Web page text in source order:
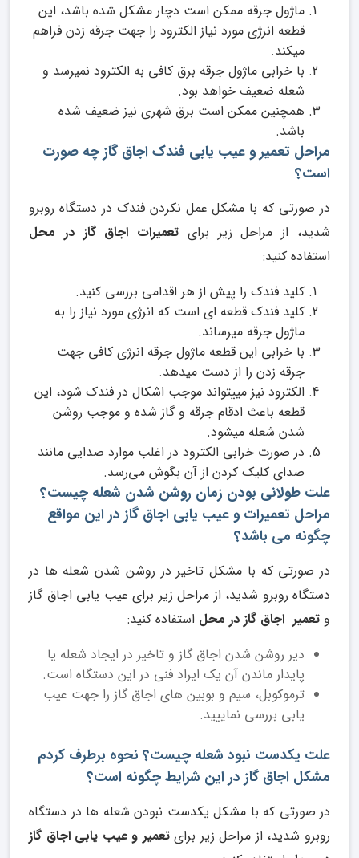
ماژول جرقه ممکن است دچار مشکل شده باشد، این
قطعه انرژی مورد نیاز الکترود را جهت جرقه زدن فراهم
میکند.
با خرابی ماژول جرقه برق کافی به الکترود نمیرسد و
شعله ضعیف خواهد بود.
همچنین ممکن است برق شهری نیز ضعیف شده
باشد.
مراحل تعمیر و عیب یابی فندک اجاق گاز چه صورت
است؟
در صورتی که با مشکل عمل نکردن فندک در دستگاه روبرو
شدید، از مراحل زیر برای تعمیرات اجاق گاز در محل
استفاده کنید:
کلید فندک را پیش از هر اقدامی بررسی کنید.
کلید فندک قطعه ای است که انرژی مورد نیاز را به
ماژول جرقه میرساند.
با خرابی این قطعه ماژول جرقه انرژی کافی جهت
جرقه زدن را از دست میدهد.
الکترود نیز مییتواند موجب اشکال در فندک شود، این
قطعه باعث ادقام جرقه و گاز شده و موجب روشن
شدن شعله میشود.
در صورت خرابی الکترود در اغلب موارد صدایی مانند
صدای کلیک کردن از آن بگوش می‌رسد.
علت طولانی بودن زمان روشن شدن شعله چیست؟
مراحل تعمیرات و عیب یابی اجاق گاز در این مواقع
چگونه می باشد؟
در صورتی که با مشکل تاخیر در روشن شدن شعله ها در
دستگاه روبرو شدید، از مراحل زیر برای عیب یابی اجاق گاز
و تعمیر اجاق گاز در محل استفاده کنید:
دیر روشن شدن اجاق گاز و تاخیر در ایجاد شعله یا
پایدار ماندن آن یک ایراد فنی در این دستگاه است.
ترموکوبل، سیم و بوبین های اجاق گاز را جهت عیب
یابی بررسی نماییید.
علت یکدست نبود شعله چیست؟ نحوه برطرف کردم
مشکل اجاق گاز در این شرایط چگونه است؟
در صورتی که با مشکل یکدست نبودن شعله ها در دستگاه
روبرو شدید، از مراحل زیر برایتعمیر و عیب یابی اجاق گاز